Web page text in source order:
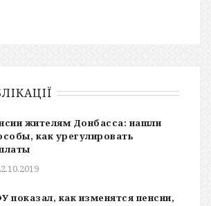
жителям Донбасса: нашли
как урегулировать
показал, как изменятся пенсии,